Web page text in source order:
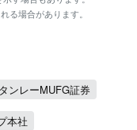
る場合があります。
ンレーMUFG証券
本社